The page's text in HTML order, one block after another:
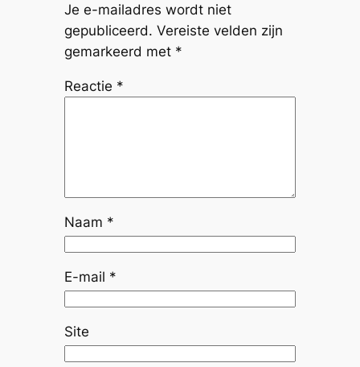
Je e-mailadres wordt niet
gepubliceerd. Vereiste velden zijn
gemarkeerd met *
Reactie *
Naam *
E-mail *
Site